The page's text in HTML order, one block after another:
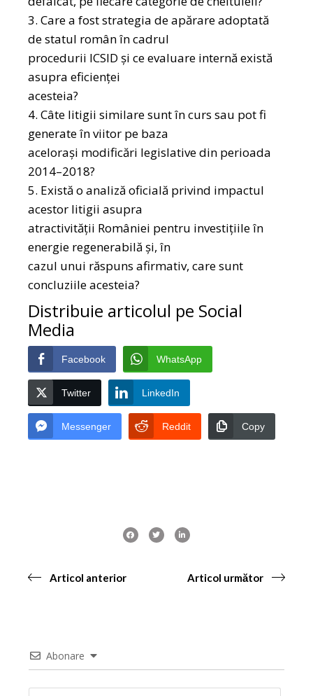
3. Care a fost strategia de apărare adoptată
de statul român în cadrul
procedurii ICSID și ce evaluare internă există
asupra eficienței
acesteia?
4. Câte litigii similare sunt în curs sau pot fi
generate în viitor pe baza
acelorași modificări legislative din perioada
2014–2018?
5. Există o analiză oficială privind impactul
acestor litigii asupra
atractivității României pentru investițiile în
energie regenerabilă și, în
cazul unui răspuns afirmativ, care sunt
concluziile acesteia?
Distribuie articolul pe Social
Media
Facebook WhatsApp
Twitter LinkedIn
Messenger Reddit Copy
Articol anterior Articol următor
Abonare